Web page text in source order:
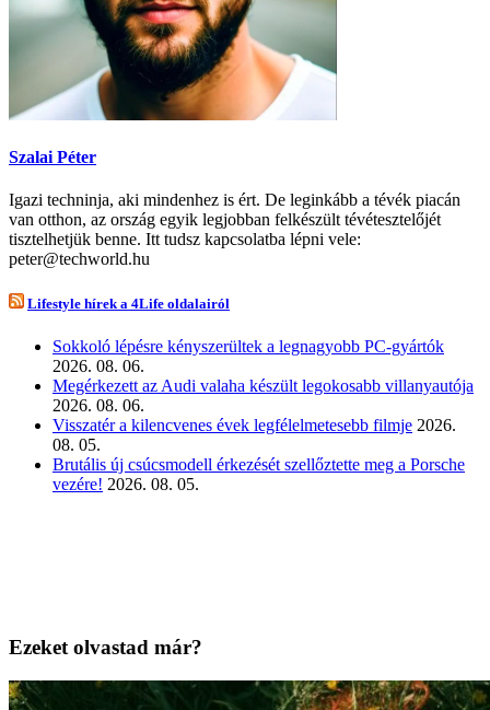
Szalai Péter
Igazi techninja, aki mindenhez is ért. De leginkább a tévék piacán
van otthon, az ország egyik legjobban felkészült tévétesztelőjét
tisztelhetjük benne. Itt tudsz kapcsolatba lépni vele:
peter@techworld.hu
Lifestyle hírek a 4Life oldalairól
Sokkoló lépésre kényszerültek a legnagyobb PC-gyártók
2026. 08. 06.
Megérkezett az Audi valaha készült legokosabb villanyautója
2026. 08. 06.
Visszatér a kilencvenes évek legfélelmetesebb filmje 2026.
08. 05.
Brutális új csúcsmodell érkezését szellőztette meg a Porsche
vezére! 2026. 08. 05.
Ezeket olvastad már?